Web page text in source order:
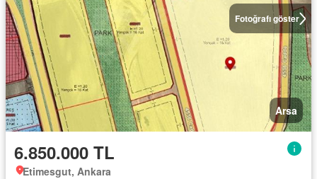
Fotoğrafı göster
Arsa
6.850.000 TL
Etimesgut, Ankara